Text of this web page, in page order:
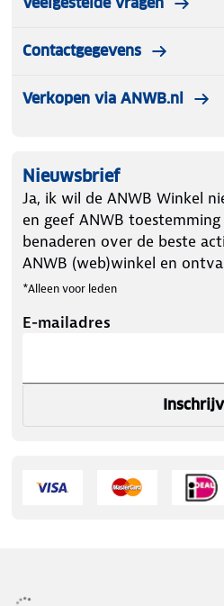
Contactgegevens
Verkopen via ANWB.nl
Nieuwsbrief
Ja, ik wil de ANWB Winkel
en geef ANWB
benaderen over de beste
ANWB (web)winkel en
*Alleen voor leden
E-mailadres